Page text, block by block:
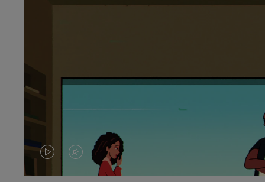
DASVIDEO